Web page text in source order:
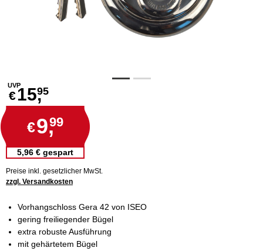
UVP
€15,95
€9,99
5,96 € gespart
Preise inkl. gesetzlicher MwSt.
zzgl. Versandkosten
Vorhangschloss Gera 42 von ISEO
gering freiliegender Bügel
extra robuste Ausführung
mit gehärtetem Bügel